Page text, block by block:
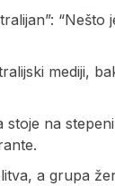
“Nešto
mediji,
stoje na
a grupa